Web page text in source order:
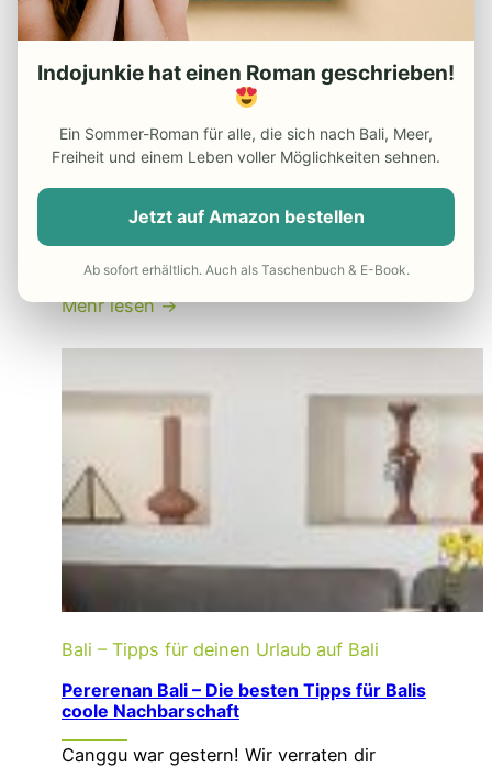
Bali – Tipps für deinen Urlaub auf Bali
Unterkunftstipp
Into the Wild – Top 10 Bali Dschungel-
Luxus-Hotels mitten im Grünen,
naturnahes Camping oder abgelegen
Retreats – Wir zeigen dir die schönsten
Dschungel-Unterkünfte auf Bali.
Mehr lesen →
Bali – Tipps für deinen Urlaub auf Bali
Pererenan Bali – Die besten Tipps für Balis
coole Nachbarschaft
Canggu war gestern! Wir verraten dir
Indojunkie hat einen Roman geschrieben!
Ein Sommer-Roman für alle, die sich nach Bali, Meer,
Freiheit und einem Leben voller Möglichkeiten sehnen.
Jetzt auf Amazon bestellen
Ab sofort erhältlich. Auch als Taschenbuch & E-Book.